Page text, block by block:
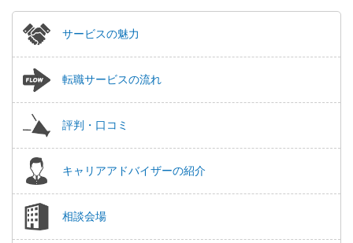
サービスの魅力
転職サービスの流れ
評判・口コミ
キャリアアドバイザーの紹介
相談会場